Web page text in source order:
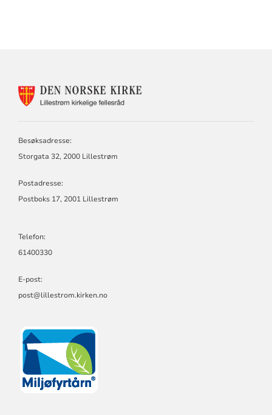
Besøksadresse:
Storgata 32, 2000 Lillestrøm
Postadresse:
Postboks 17, 2001 Lillestrøm
Telefon:
61400330
E-post:
post@lillestrom.kirken.no